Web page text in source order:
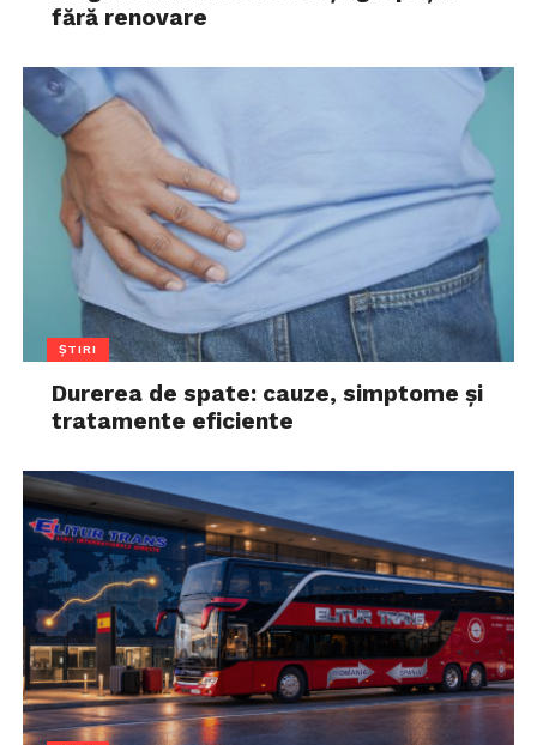
fără renovare
ȘTIRI
Durerea de spate: cauze, simptome și
tratamente eficiente